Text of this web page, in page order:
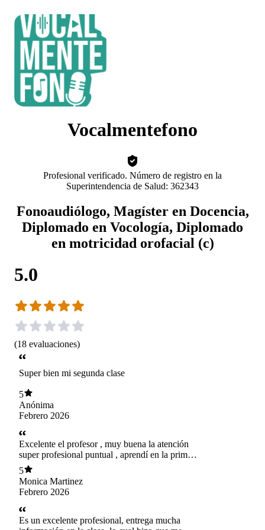
Vocalmentefono
Profesional verificado. Número de registro en la
Superintendencia de Salud: 362343
Fonoaudiólogo, Magíster en Docencia,
Diplomado en Vocología, Diplomado
en motricidad orofacial (c)
5.0
(18 evaluaciones)
Super bien mi segunda clase
5
Anónima
Febrero 2026
Excelente el profesor , muy buena la atención
super profesional puntual , aprendí en la primera
clase cosas que no sabia para nada, así que muy
muy recomendable
5
Monica Martinez
Febrero 2026
Es un excelente profesional, entrega mucha